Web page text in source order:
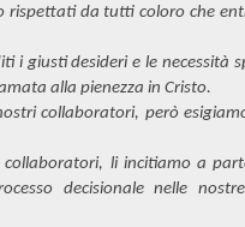
rispettati da tutti coloro che
i giusti desideri e le necessità
alla pienezza in Cristo.
collaboratori, però
li incitiamo a
decisionale nelle